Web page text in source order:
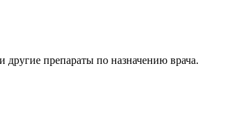
препараты по назначению врача.